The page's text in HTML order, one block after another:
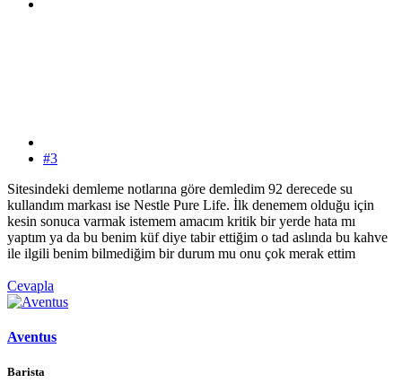
#3
Sitesindeki demleme notlarına göre demledim 92 derecede su
kullandım markası ise Nestle Pure Life. İlk denemem olduğu için
kesin sonuca varmak istemem amacım kritik bir yerde hata mı
yaptım ya da bu benim küf diye tabir ettiğim o tad aslında bu kahve
ile ilgili benim bilmediğim bir durum mu onu çok merak ettim
Cevapla
Aventus
Barista